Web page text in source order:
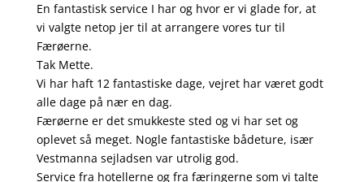
En fantastisk service I har og hvor er vi glade for, at
vi valgte netop jer til at arrangere vores tur til
Færøerne.
Tak Mette.
Vi har haft 12 fantastiske dage, vejret har været godt
alle dage på nær en dag.
Færøerne er det smukkeste sted og vi har set og
oplevet så meget. Nogle fantastiske bådeture, især
Vestmanna sejladsen var utrolig god.
Service fra hotellerne og fra færingerne som vi talte